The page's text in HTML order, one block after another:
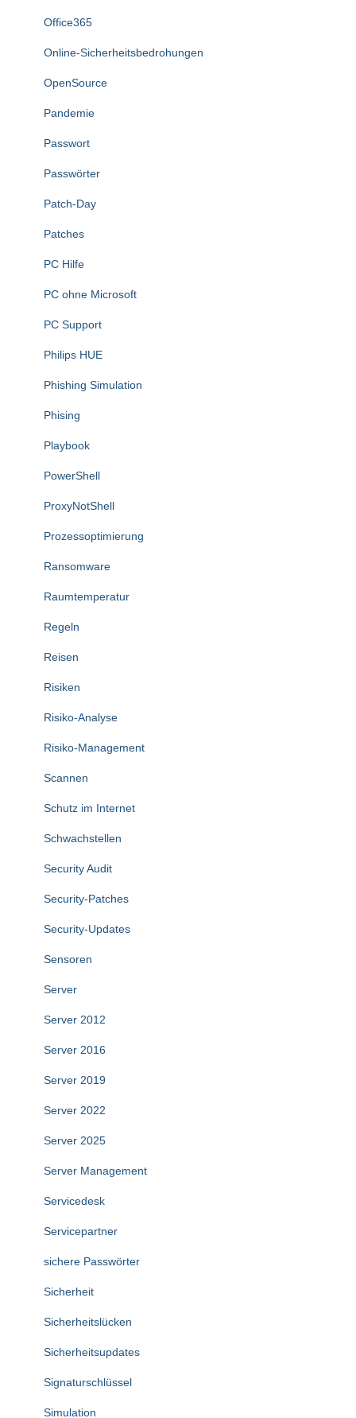
Office365
Online-Sicherheitsbedrohungen
OpenSource
Pandemie
Passwort
Passwörter
Patch-Day
Patches
PC Hilfe
PC ohne Microsoft
PC Support
Philips HUE
Phishing Simulation
Phising
Playbook
PowerShell
ProxyNotShell
Prozessoptimierung
Ransomware
Raumtemperatur
Regeln
Reisen
Risiken
Risiko-Analyse
Risiko-Management
Scannen
Schutz im Internet
Schwachstellen
Security Audit
Security-Patches
Security-Updates
Sensoren
Server
Server 2012
Server 2016
Server 2019
Server 2022
Server 2025
Server Management
Servicedesk
Servicepartner
sichere Passwörter
Sicherheit
Sicherheitslücken
Sicherheitsupdates
Signaturschlüssel
Simulation